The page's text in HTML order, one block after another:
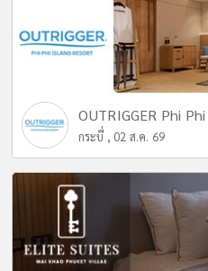
OUTRIGGER Phi
กระบี่ , 02 ส.ค. 69